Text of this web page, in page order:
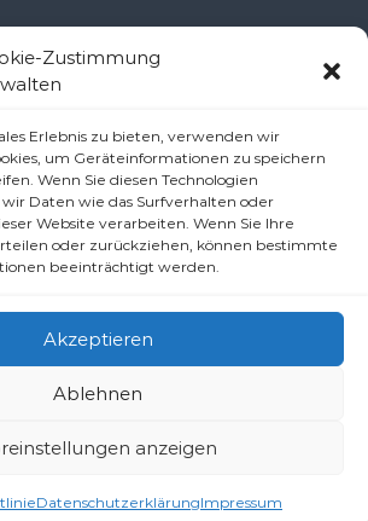
Zustimmung
Erlebnis zu bieten, verwenden wir
um Geräteinformationen zu speichern
Wenn Sie diesen Technologien
Daten wie das Surfverhalten oder
Website verarbeiten. Wenn Sie Ihre
oder zurückziehen, können bestimmte
beeinträchtigt werden.
Akzeptieren
Ablehnen
anzeigen
DatenschutzerklärungImpressum
Dlugoš
Ramsau
8240
Pfarren unter derAraburg
Haftungsausschluss (Disclaimer)